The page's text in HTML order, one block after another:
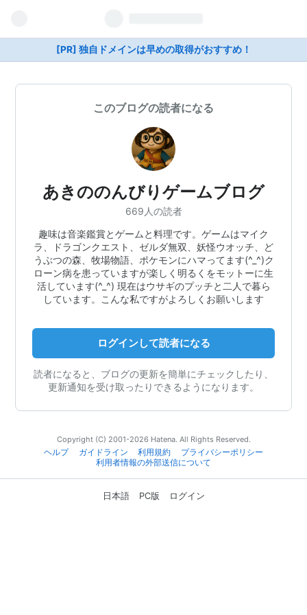
[PR] 独自ドメインは早めの取得がおすすめ！
このブログの読者になる
あきののんびりゲームブログ
669人の読者
趣味は音楽鑑賞とゲームと料理です。ゲームはマイク
ラ、ドラゴンクエスト、ゼルダ無双、妖怪ウオッチ、ど
うぶつの森、牧場物語、ポケモンにハマってます(^_^)ク
ローン病を患っていますが楽しく明るくをモットーに生
活しています(^_^) 現在はウサギのプッチと二人で暮ら
しています。こんな私ですがよろしくお願いします
ログインして読者になる
読者になると、ブログの更新を簡単にチェックしたり、
更新通知を受け取ったりできるようになります。
Copyright (C) 2001-2026 Hatena. All Rights Reserved.
ヘルプ
ガイドライン 利用規約
プライバシーポリシー
利用者情報の外部送信について
日本語 PC版 ログイン